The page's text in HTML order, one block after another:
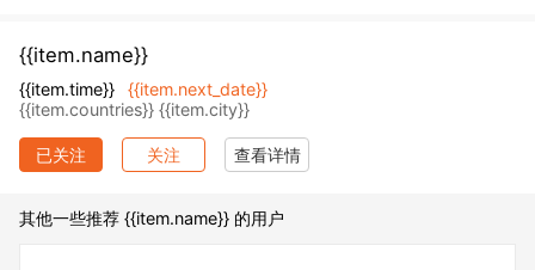
{{item.name}}
{{item.time}}
{{item.next_date}}
{{item.countries}} {{item.city}}
已关注 关注 查看详情
其他一些推荐 {{item.name}} 的用户